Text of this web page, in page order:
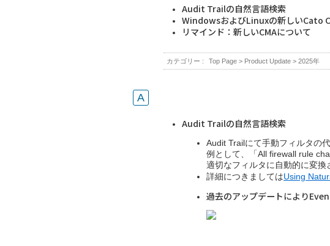
Audit Trailの自然言語検索
WindowsおよびLinuxの新しいCato
リマインド：新しいCMAについて
カテゴリー : Top Page > Product Update > 2025年
Audit Trailの自然言語検索
Audit Trailにて手動フィルタの
例として、「All firewall rule
適切なフィルタに自動的に変換
詳細につきましてはUsing
過去のアップデートにより